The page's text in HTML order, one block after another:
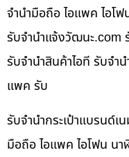
จำนำมือถือ ไอแพค ไอโ
รับจํานําแจ้งวัฒนะ.com
รับจำนำสินค้าไอที รับจำ
แพค รับ
รับจำนำกระเป๋าแบรนด์เ
มือถือ ไอแพค ไอโฟน น